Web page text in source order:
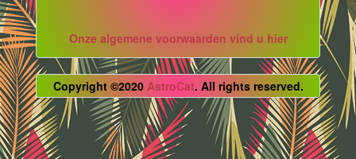
Onze algemene voorwaarden vind u hier
Copyright ©2020 AstroCat. All rights reserved.